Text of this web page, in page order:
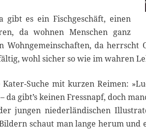
gibt es ein Fischgeschäft, einen
da wohnen Menschen ganz
Wohngemeinschaften, da herrscht
wohl sicher so wie im wahren
Suche mit kurzen Reimen:
da gibt’s keinen Fressnapf, doch
jungen niederländischen
schaut man lange herum